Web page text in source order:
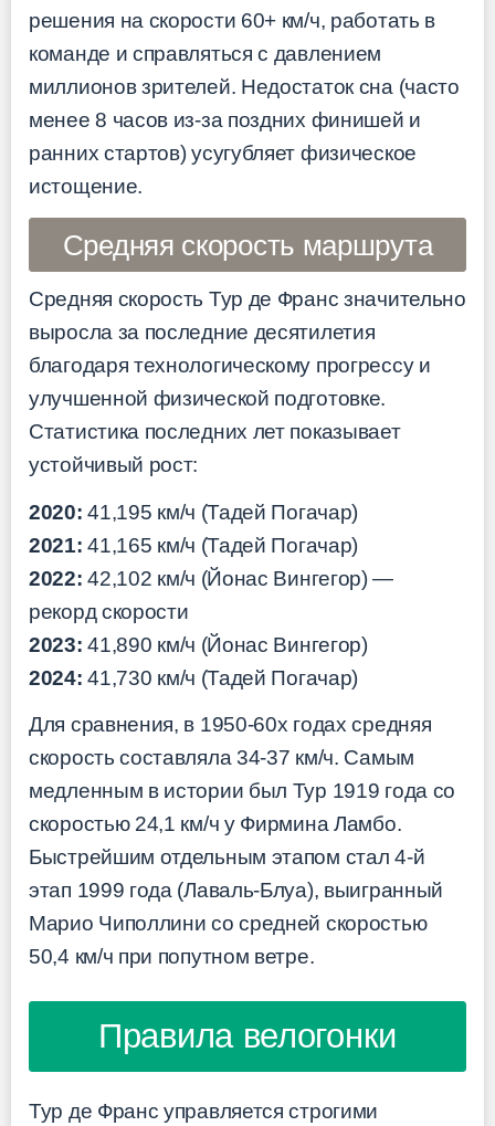
решения на скорости 60+ км/ч, работать в
команде и справляться с давлением
миллионов зрителей. Недостаток сна (часто
менее 8 часов из-за поздних финишей и
ранних стартов) усугубляет физическое
истощение.
Средняя скорость маршрута
Средняя скорость Тур де Франс значительно
выросла за последние десятилетия
благодаря технологическому прогрессу и
улучшенной физической подготовке.
Статистика последних лет показывает
устойчивый рост:
2020: 41,195 км/ч (Тадей Погачар)
2021: 41,165 км/ч (Тадей Погачар)
2022: 42,102 км/ч (Йонас Вингегор) —
рекорд скорости
2023: 41,890 км/ч (Йонас Вингегор)
2024: 41,730 км/ч (Тадей Погачар)
Для сравнения, в 1950-60х годах средняя
скорость составляла 34-37 км/ч. Самым
медленным в истории был Тур 1919 года со
скоростью 24,1 км/ч у Фирмина Ламбо.
Быстрейшим отдельным этапом стал 4-й
этап 1999 года (Лаваль-Блуа), выигранный
Марио Чиполлини со средней скоростью
50,4 км/ч при попутном ветре.
Правила велогонки
Тур де Франс управляется строгими